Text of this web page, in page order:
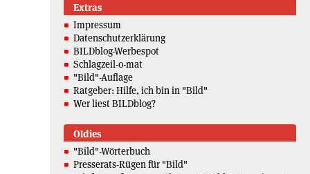
Extras
Impressum
Datenschutzerklärung
BILDblog-Werbespot
Schlagzeil-o-mat
"Bild"-Auflage
Ratgeber: Hilfe, ich bin in "Bild"
Wer liest BILDblog?
Oldies
"Bild"-Wörterbuch
Presserats-Rügen für "Bild"